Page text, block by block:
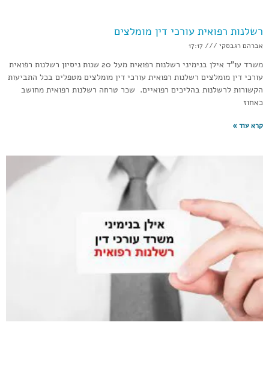
רשלנות רפואית עורכי דין מומלצים
אברהם רגבסקי
משרד עו”ד אילן בנימיני רשלנות רפואית מעל 20 שנות ניסיון רשלנות רפואית
עורכי דין מומלצים רשלנות רפואית עורכי דין מומלצים מטפלים בכל התביעות
הקשורות לרשלנות בהליכים רפואיים. שכר טרחה רשלנות רפואית מחושב
כאחוז
קרא עוד »